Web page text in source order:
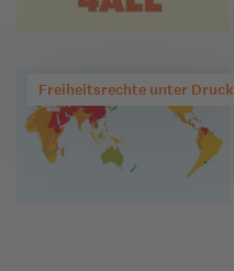
Freiheitsrechte unter Druck